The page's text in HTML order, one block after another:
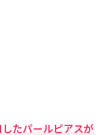
たパールピアスが